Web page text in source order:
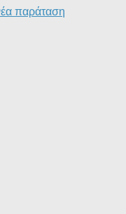
παράταση